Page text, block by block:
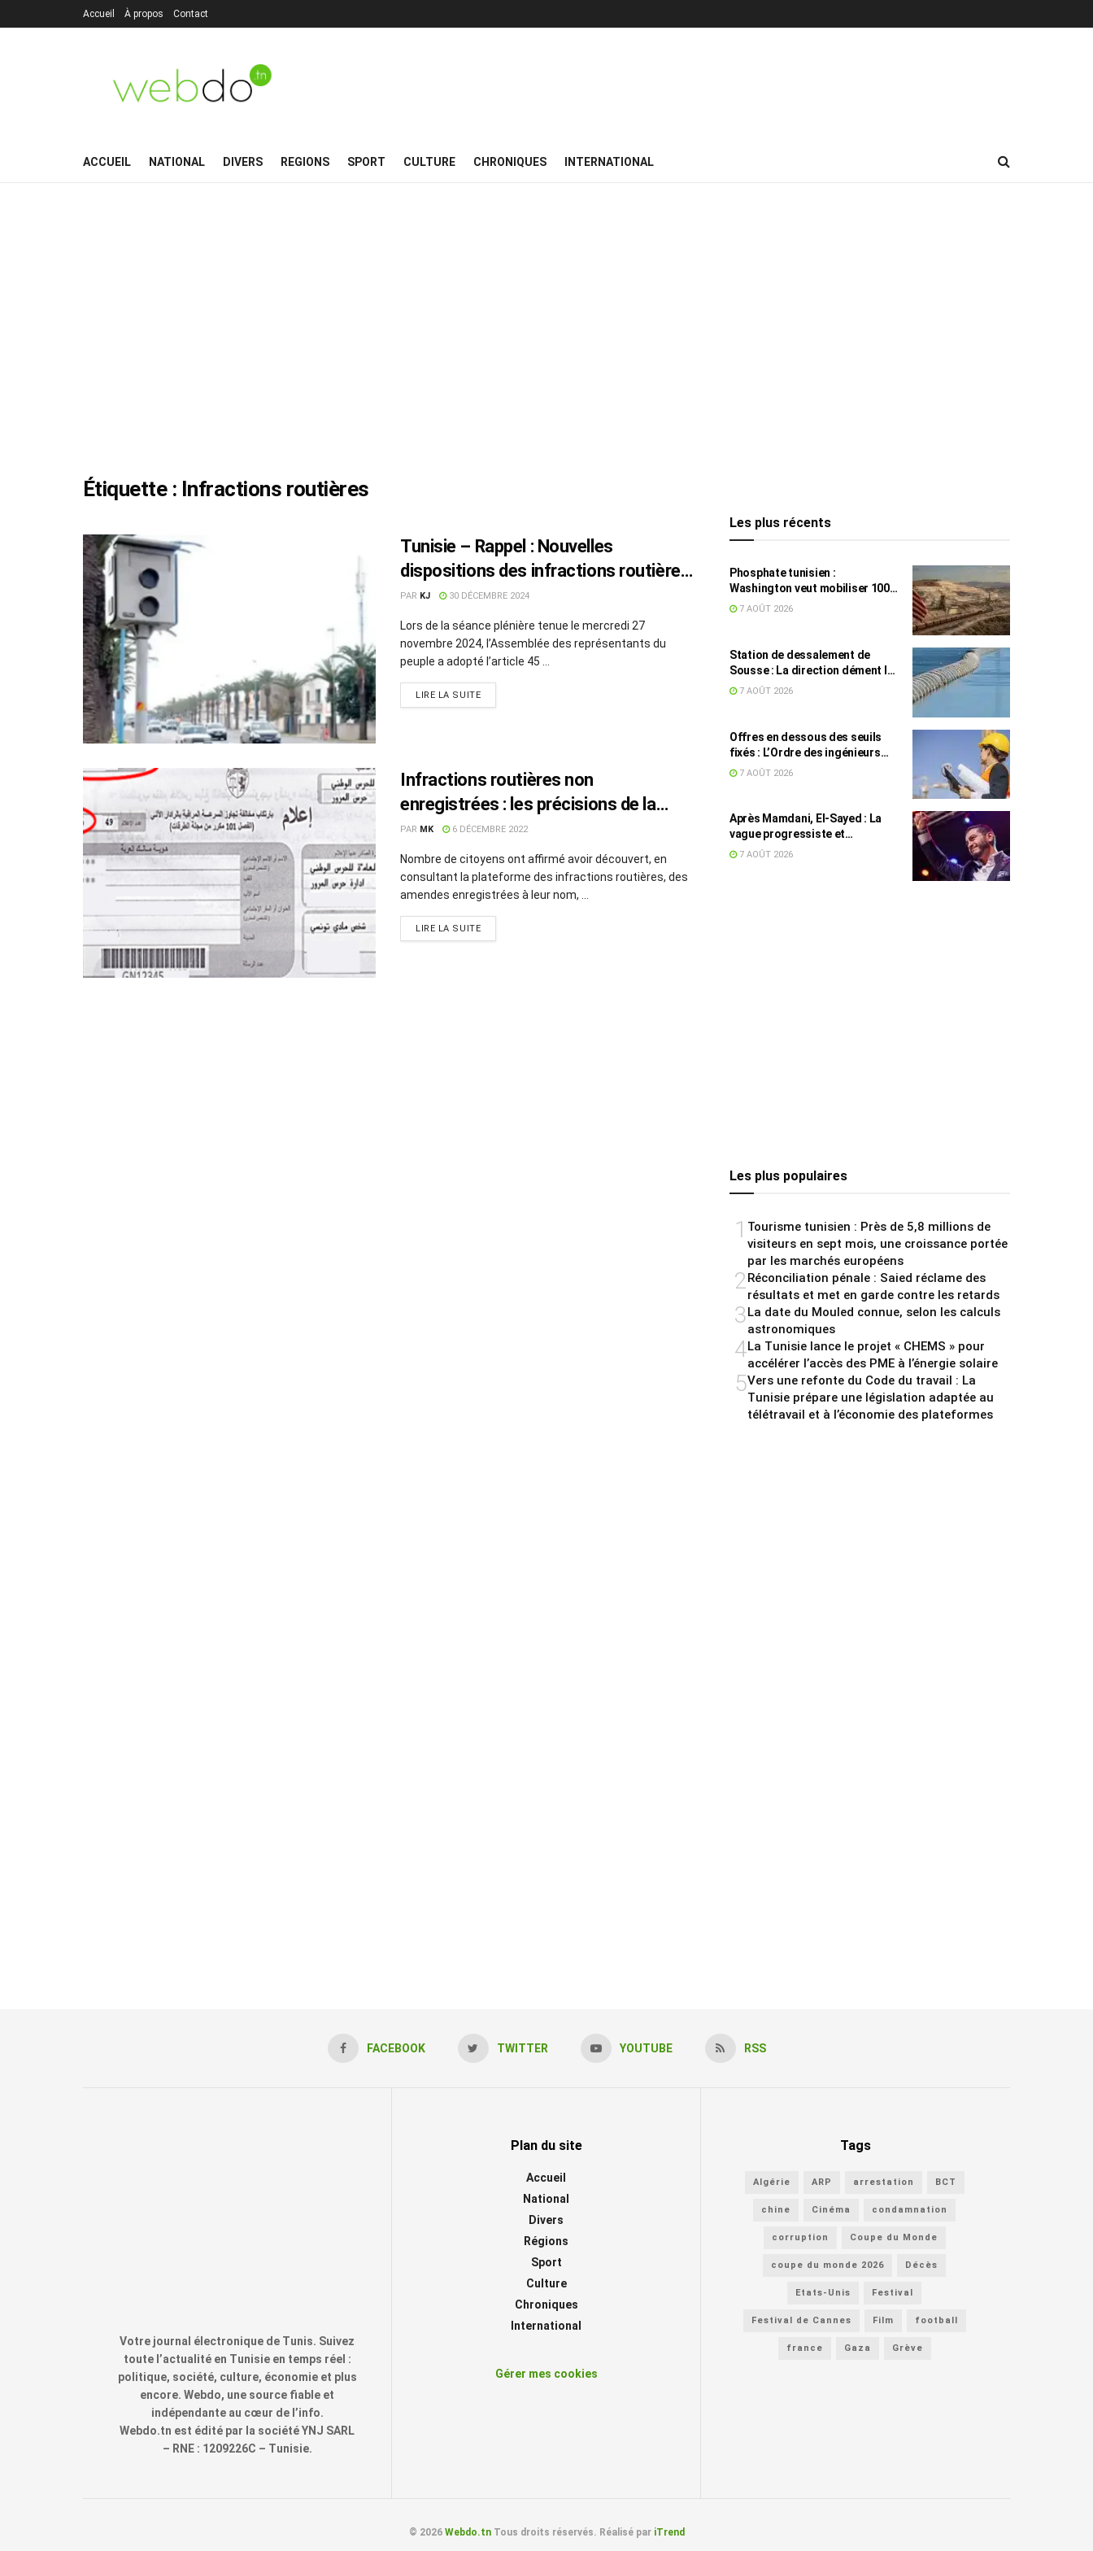
Accueil À propos Contact
ACCUEIL NATIONAL DIVERS REGIONS SPORT CULTURE CHRONIQUES INTERNATIONAL
Étiquette : Infractions routières
Tunisie – Rappel : Nouvelles
dispositions des infractions routières
en 2025
PAR KJ 30 DÉCEMBRE 2024
Lors de la séance plénière tenue le mercredi 27
novembre 2024, l’Assemblée des représentants du
peuple a adopté l’article 45 ...
LIRE LA SUITE
Infractions routières non
enregistrées : les précisions de la
sous-direction des radars
PAR MK 6 DÉCEMBRE 2022
Nombre de citoyens ont affirmé avoir découvert, en
consultant la plateforme des infractions routières, des
amendes enregistrées à leur nom, ...
LIRE LA SUITE
Les plus récents
Phosphate tunisien :
Washington veut mobiliser 100
millions de dollars, avec la Chine
7 AOÛT 2026
Station de dessalement de
Sousse : La direction dément les
rumeurs sur une eau impropre à
7 AOÛT 2026
Offres en dessous des seuils
fixés : L’Ordre des ingénieurs
hausse le ton
7 AOÛT 2026
Après Mamdani, El-Sayed : La
vague progressiste et
musulmane résiste à l’argent de
7 AOÛT 2026
Les plus populaires
1 Tourisme tunisien : Près de 5,8 millions de
visiteurs en sept mois, une croissance portée
par les marchés européens
2Réconciliation pénale : Saied réclame des
résultats et met en garde contre les retards
3La date du Mouled connue, selon les calculs
astronomiques
4La Tunisie lance le projet « CHEMS » pour
accélérer l’accès des PME à l’énergie solaire
5Vers une refonte du Code du travail : La
Tunisie prépare une législation adaptée au
télétravail et à l’économie des plateformes
FACEBOOK TWITTER YOUTUBE RSS
Votre journal électronique de Tunis. Suivez
toute l’actualité en Tunisie en temps réel :
politique, société, culture, économie et plus
encore. Webdo, une source fiable et
indépendante au cœur de l’info.
Webdo.tn est édité par la société YNJ SARL
– RNE : 1209226C – Tunisie.
Plan du site
Accueil
National
Divers
Régions
Sport
Culture
Chroniques
International
Gérer mes cookies
Tags
Algérie ARP arrestation BCT
chine Cinéma condamnation
corruption Coupe du Monde
coupe du monde 2026 Décès
Etats-Unis Festival
Festival de Cannes Film football
france Gaza Grève
© 2026 Webdo.tnTous droits réservés. Réalisé par iTrend